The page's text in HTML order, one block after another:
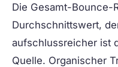
Die Gesamt-Bounce-
Durchschnittswert,
aufschlussreicher ist
Quelle. Organischer